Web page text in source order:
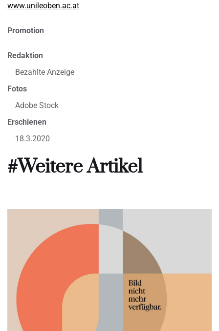
www.unileoben.ac.at
Promotion
Redaktion
Bezahlte Anzeige
Fotos
Adobe Stock
Erschienen
18.3.2020
#Weitere Artikel